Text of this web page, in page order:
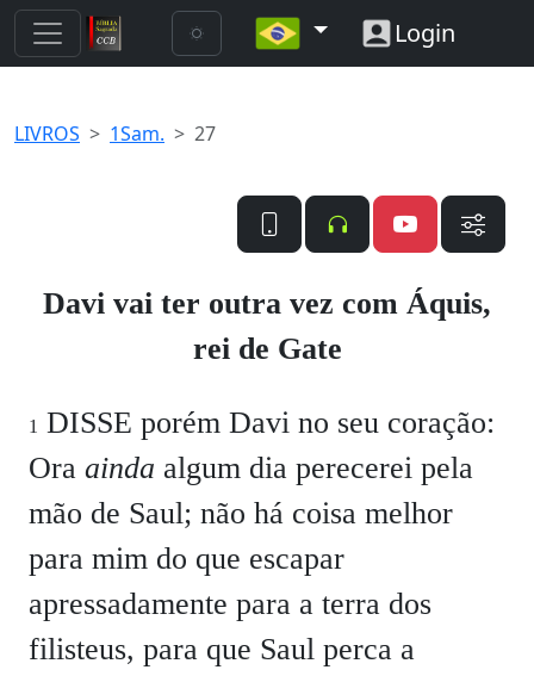
Login
LIVROS 1Sam. 27
Davi vai ter outra vez com Áquis,
rei de Gate
1 DISSE porém Davi no seu coração:
Ora ainda algum dia perecerei pela
mão de Saul; não há coisa melhor
para mim do que escapar
apressadamente para a terra dos
filisteus, para que Saul perca a